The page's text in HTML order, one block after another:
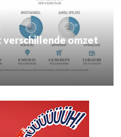
verschillende omzet